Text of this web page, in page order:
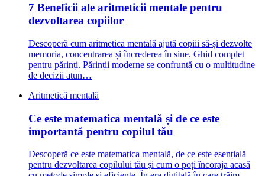
7 Beneficii ale aritmeticii mentale pentru
dezvoltarea copiilor
Descoperă cum aritmetica mentală ajută copiii să-și dezvolte
memoria, concentrarea și încrederea în sine. Ghid complet
pentru părinți. Părinții moderne se confruntă cu o multitudine
de decizii atun…
Aritmetică mentală
Ce este matematica mentală și de ce este
importantă pentru copilul tău
Descoperă ce este matematica mentală, de ce este esențială
pentru dezvoltarea copilului tău și cum o poți încoraja acasă